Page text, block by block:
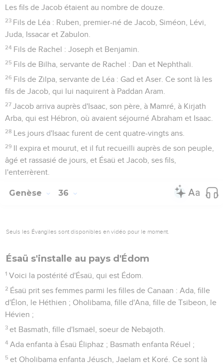
Les fils de Jacob étaient au nombre de douze.
23 Fils de Léa : Ruben, premier-né de Jacob, Siméon, Lévi,
Juda, Issacar et Zabulon.
24 Fils de Rachel : Joseph et Benjamin.
25 Fils de Bilha, servante de Rachel : Dan et Nephthali.
26 Fils de Zilpa, servante de Léa : Gad et Aser. Ce sont là les
fils de Jacob, qui lui naquirent à Paddan Aram.
27 Jacob arriva auprès d'Isaac, son père, à Mamré, à Kirjath
Arba, qui est Hébron, où avaient séjourné Abraham et Isaac.
28 Les jours d'Isaac furent de cent quatre-vingts ans.
29 Il expira et mourut, et il fut recueilli auprès de son peuple,
âgé et rassasié de jours, et Ésaü et Jacob, ses fils,
l'enterrèrent.
Genèse 36
Seuls les Évangiles sont disponibles en vidéo pour le moment.
Ésaü s'installe au pays d'Édom
1 Voici la postérité d'Ésaü, qui est Édom.
2 Ésaü prit ses femmes parmi les filles de Canaan : Ada, fille
d'Élon, le Héthien ; Oholibama, fille d'Ana, fille de Tsibeon, le
Hévien ;
3 et Basmath, fille d'Ismaël, soeur de Nebajoth.
4 Ada enfanta à Ésaü Éliphaz ; Basmath enfanta Réuel ;
5 et Oholibama enfanta Jéusch, Jaelam et Koré. Ce sont là